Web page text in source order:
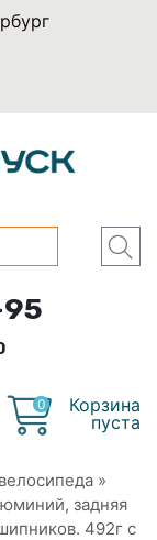
0
Корзина
пуста
»
задняя
492г с